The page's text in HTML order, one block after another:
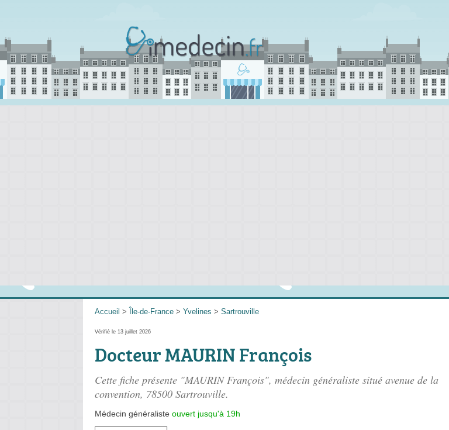
Accueil > Île-de-France > Yvelines > Sartrouville
Vérifié le 13 juillet 2026
Docteur MAURIN François
Cette fiche présente "MAURIN François", médecin généraliste situé avenue de la
convention, 78500 Sartrouville.
Médecin généraliste ouvert jusqu'à 19h